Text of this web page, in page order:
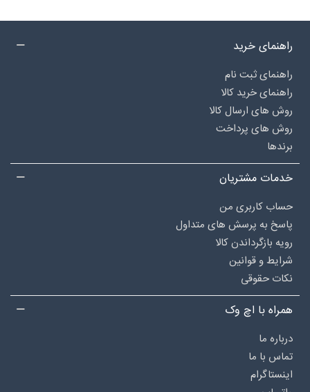
راهنمای خرید
راهنمای ثبت نام
راهنمای خرید کالا
روش های ارسال کالا
روش های پرداخت
برندها
خدمات مشتریان
حساب کاربری من
پاسخ به پرسش های متداول
رویه بازگرداندن کالا
شرایط و قوانین
نکات حقوقی
همراه با اچ وک
درباره‌ ما
تماس با ما
اینستاگرام